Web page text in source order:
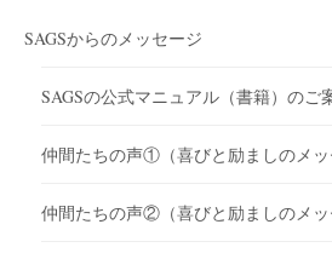
SAGSからのメッセージ
SAGSの公式マニュアル（書籍）のご
仲間たちの声①（喜びと励ましのメッ
仲間たちの声②（喜びと励ましのメッ